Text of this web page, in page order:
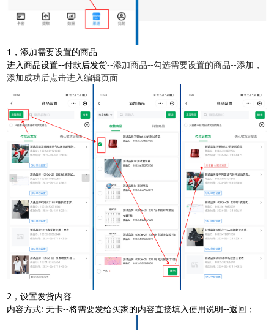
1，添加需要设置的商品
进入商品设置--付款后发货--添加商品--勾选需要设置的商品--添加，
添加成功后点击进入编辑页面
2，设置发货内容
内容方式: 无卡--将需要发给买家的内容直接填入使用说明--返回；